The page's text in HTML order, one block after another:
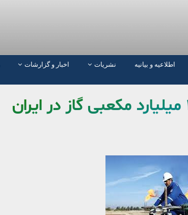
اطلاعیه و بیانیه نشریات اخبار و گزارشات